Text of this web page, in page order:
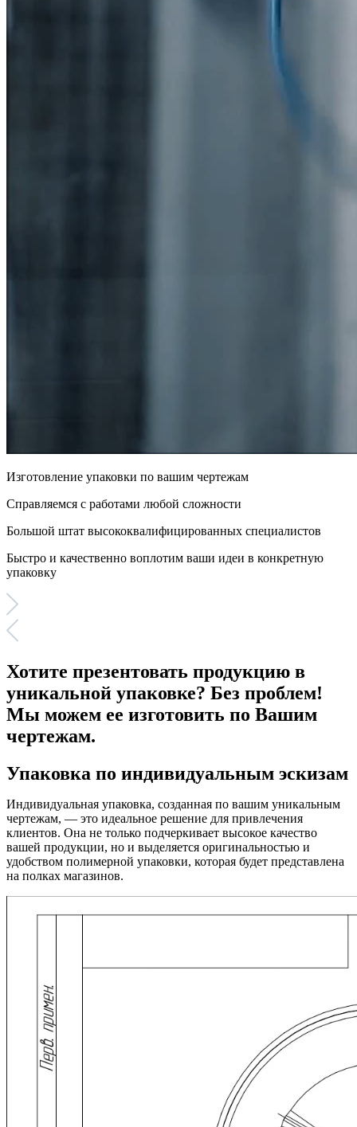
Изготовление упаковки по вашим чертежам
Справляемся с работами любой сложности
Большой штат высококвалифицированных специалистов
Быстро и качественно воплотим ваши идеи в конкретную
упаковку
Хотите презентовать продукцию в
уникальной упаковке? Без проблем!
Мы можем ее изготовить по Вашим
чертежам.
Упаковка по индивидуальным эскизам
Индивидуальная упаковка, созданная по вашим уникальным
чертежам, — это идеальное решение для привлечения
клиентов. Она не только подчеркивает высокое качество
вашей продукции, но и выделяется оригинальностью и
удобством полимерной упаковки, которая будет представлена
на полках магазинов.